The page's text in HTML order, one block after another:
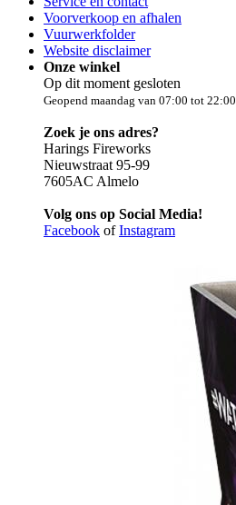
Voorverkoop en afhalen
Vuurwerkfolder
Website disclaimer
Onze winkel
Op dit moment gesloten
Geopend maandag van 07:00 tot 22:00
Zoek je ons adres?
Harings Fireworks
Nieuwstraat 95-99
7605AC Almelo
Volg ons op Social Media!
Facebook ofInstagram